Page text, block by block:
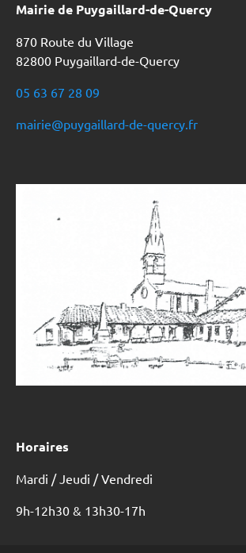
Mairie de Puygaillard-de-Quercy
870 Route du Village
82800 Puygaillard-de-Quercy
05 63 67 28 09
mairie@puygaillard-de-quercy.fr
Horaires
Mardi / Jeudi / Vendredi
9h-12h30 & 13h30-17h